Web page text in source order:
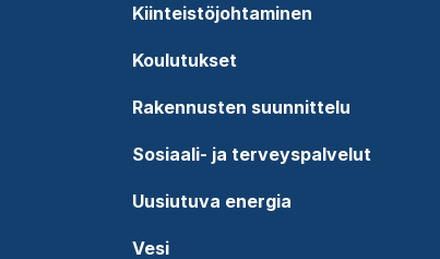
Kiinteistöjohtaminen
Koulutukset
Rakennusten suunnittelu
Sosiaali- ja terveyspalvelut
Uusiutuva energia
Vesi